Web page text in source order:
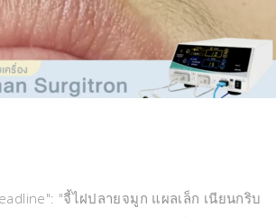
"จี้ไฝปลายจมูก แผลเล็ก เนียนกริบ